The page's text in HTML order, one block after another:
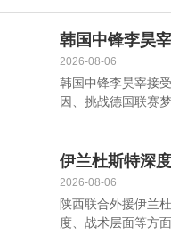
韩国中锋李昊
2026-08-06
韩国中锋李昊宰接
因、挑战德国联赛
伊兰杜斯特深
2026-08-06
陕西联合外援伊兰
度、战术层面等方